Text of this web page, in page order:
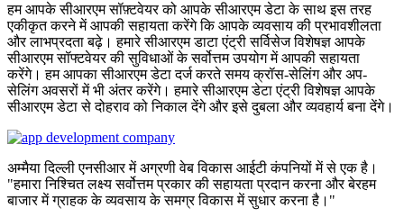
हम आपके सीआरएम सॉफ़्टवेयर को आपके सीआरएम डेटा के साथ इस तरह
एकीकृत करने में आपकी सहायता करेंगे कि आपके व्यवसाय की प्रभावशीलता
और लाभप्रदता बढ़े। हमारे सीआरएम डाटा एंट्री सर्विसेज विशेषज्ञ आपके
सीआरएम सॉफ्टवेयर की सुविधाओं के सर्वोत्तम उपयोग में आपकी सहायता
करेंगे। हम आपका सीआरएम डेटा दर्ज करते समय क्रॉस-सेलिंग और अप-
सेलिंग अवसरों में भी अंतर करेंगे। हमारे सीआरएम डेटा एंट्री विशेषज्ञ आपके
सीआरएम डेटा से दोहराव को निकाल देंगे और इसे दुबला और व्यवहार्य बना देंगे।
अम्मैया दिल्ली एनसीआर में अग्रणी वेब विकास आईटी कंपनियों में से एक है।
"हमारा निश्चित लक्ष्य सर्वोत्तम प्रकार की सहायता प्रदान करना और बेरहम
बाजार में ग्राहक के व्यवसाय के समग्र विकास में सुधार करना है।"